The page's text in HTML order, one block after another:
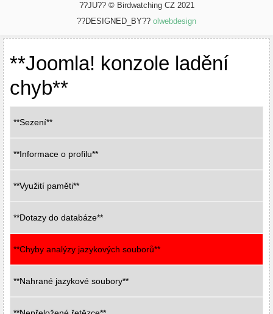
??JU?? © Birdwatching CZ 2021
??DESIGNED_BY?? olwebdesign
**Joomla! konzole ladění
chyb**
**Sezení**
**Informace o profilu**
**Využití paměti**
**Dotazy do databáze**
**Chyby analýzy jazykových souborů**
**Nahrané jazykové soubory**